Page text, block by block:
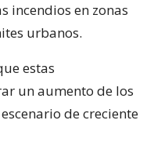
incendios en zonas
urbanos.
estas
un aumento de los
de creciente